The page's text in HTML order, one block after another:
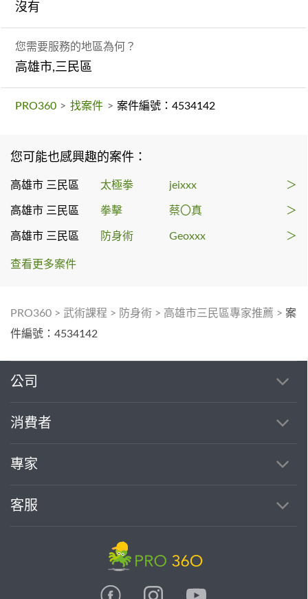
沒有
您需要服務的地區為何？
高雄市,三民區
PRO360 > 找案件 > 案件編號：4534142
您可能也感興趣的案件：
高雄市 三民區 太極拳 jeixxx ＞
高雄市 三民區 拳擊 蔡〇真 ＞
高雄市 三民區 防身術 Geoxxx ＞
查看更多案件
PRO360 > 武術課程 > 防身術 > 高雄市三民區專家推薦 > 案
件編號：4534142
公司
消費者
專家
客服